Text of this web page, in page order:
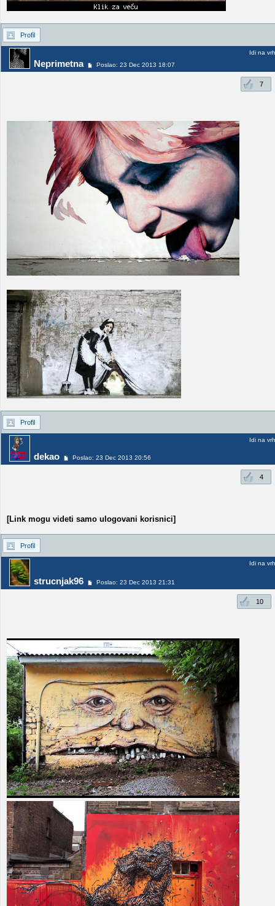
Profil
Neprimetna Poslao: 23 Dec 2013 18:07
Idi na vrh
7
Profil
dekao Poslao: 23 Dec 2013 20:56
Idi na vrh
4
[Link mogu videti samo ulogovani korisnici]
Profil
strucnjak96 Poslao: 23 Dec 2013 21:31
Idi na vrh
10